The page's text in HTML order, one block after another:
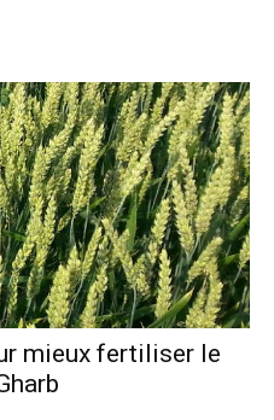
mieux fertiliser le